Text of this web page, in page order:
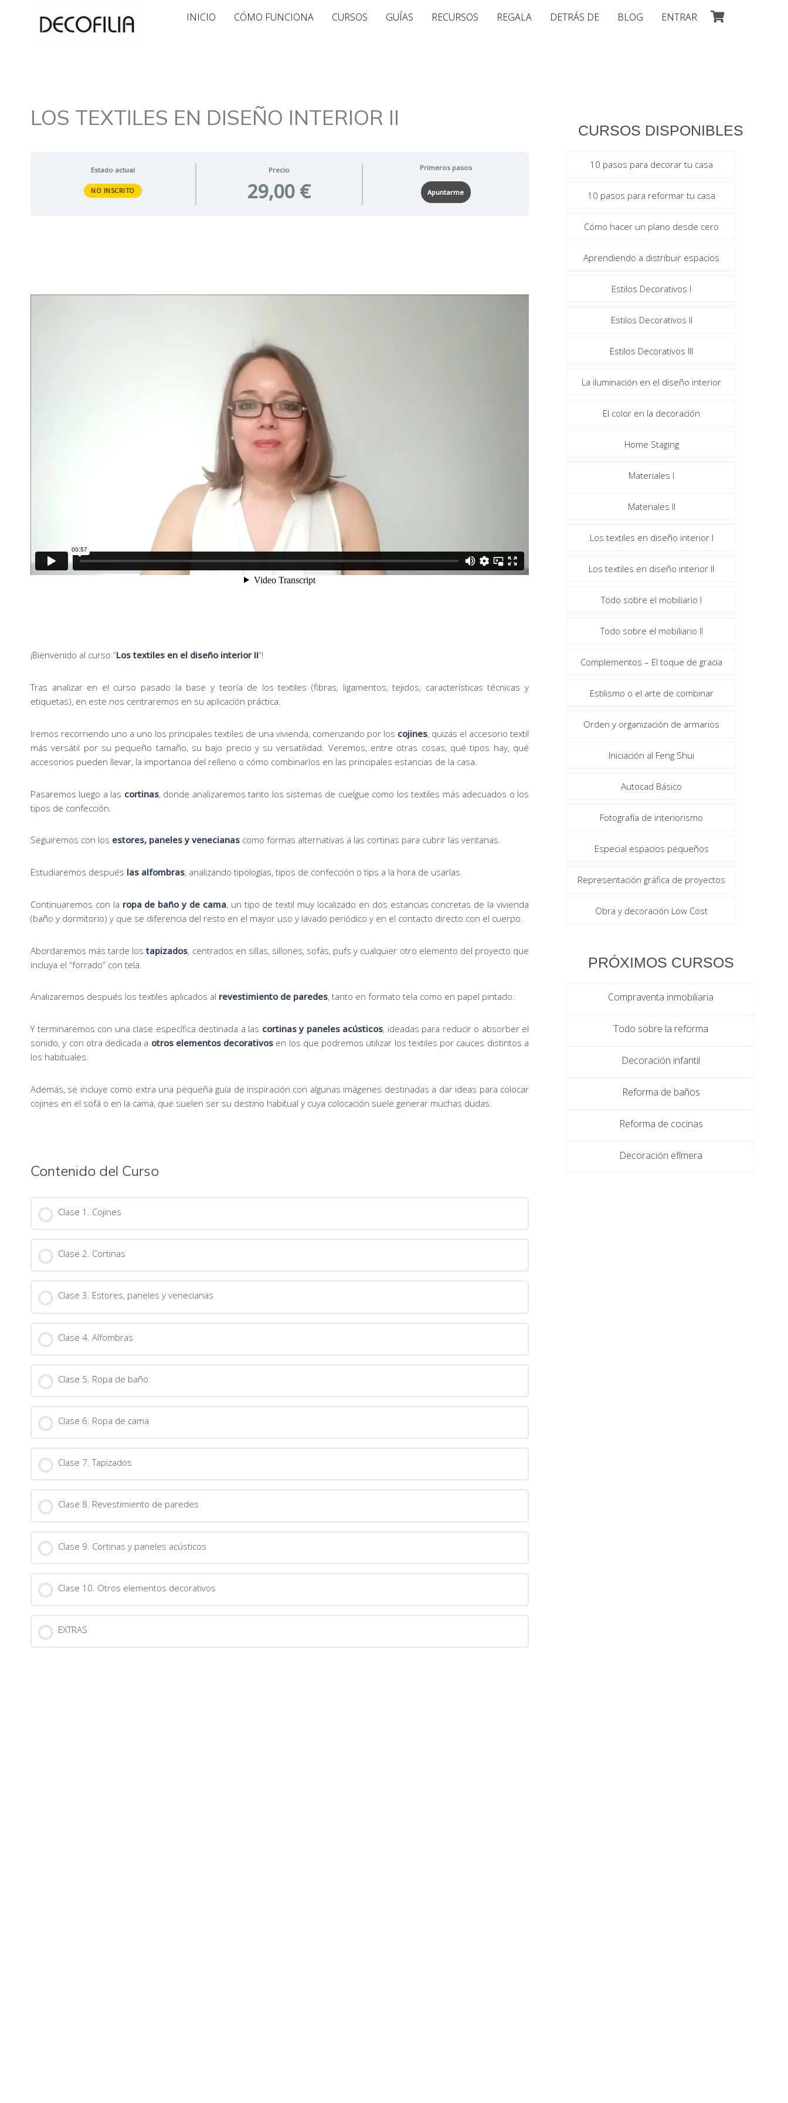
INICIO CÓMO FUNCIONA CURSOS GUÍAS RECURSOS REGALA DETRÁS DE BLOG ENTRAR
LOS TEXTILES EN DISEÑO INTERIOR II
Estado actual
NO INSCRITO
Precio
29,00 €
Primeros pasos
Apuntarme
¡Bienvenido al curso “Los textiles en el diseño interior II“!
Tras analizar en el curso pasado la base y teoría de los textiles (fibras, ligamentos, tejidos, características técnicas y
etiquetas), en este nos centraremos en su aplicación práctica.
Iremos recorriendo uno a uno los principales textiles de una vivienda, comenzando por los cojines, quizás el accesorio textil
más versátil por su pequeño tamaño, su bajo precio y su versatilidad. Veremos, entre otras cosas, qué tipos hay, qué
accesorios pueden llevar, la importancia del relleno o cómo combinarlos en las principales estancias de la casa.
Pasaremos luego a las cortinas, donde analizaremos tanto los sistemas de cuelgue como los textiles más adecuados o los
tipos de confección.
Seguiremos con los estores, paneles y venecianas como formas alternativas a las cortinas para cubrir las ventanas.
Estudiaremos después las alfombras, analizando tipologías, tipos de confección o tips a la hora de usarlas.
Continuaremos con la ropa de baño y de cama, un tipo de textil muy localizado en dos estancias concretas de la vivienda
(baño y dormitorio) y que se diferencia del resto en el mayor uso y lavado periódico y en el contacto directo con el cuerpo.
Abordaremos más tarde lostapizados, centrados en sillas, sillones, sofás, pufs y cualquier otro elemento del proyecto que
incluya el “forrado” con tela.
Analizaremos después los textiles aplicados al revestimiento de paredes, tanto en formato tela como en papel pintado.
Y terminaremos con una clase específica destinada a las cortinas y paneles acústicos, ideadas para reducir o absorber el
sonido, y con otra dedicada a otros elementos decorativos en los que podremos utilizar los textiles por cauces distintos a
los habituales.
Además, se incluye como extra una pequeña guía de inspiración con algunas imágenes destinadas a dar ideas para colocar
cojines en el sofá o en la cama, que suelen ser su destino habitual y cuya colocación suele generar muchas dudas.
Contenido del Curso
Clase 1. Cojines
Clase 2. Cortinas
Clase 3. Estores, paneles y venecianas
Clase 4. Alfombras
Clase 5. Ropa de baño
Clase 6. Ropa de cama
Clase 7. Tapizados
Clase 8. Revestimiento de paredes
Clase 9. Cortinas y paneles acústicos
Clase 10. Otros elementos decorativos
EXTRAS
CURSOS DISPONIBLES
10 pasos para decorar tu casa
10 pasos para reformar tu casa
Cómo hacer un plano desde cero
Aprendiendo a distribuir espacios
Estilos Decorativos I
Estilos Decorativos II
Estilos Decorativos III
La iluminación en el diseño interior
El color en la decoración
Home Staging
Materiales I
Materiales II
Los textiles en diseño interior I
Los textiles en diseño interior II
Todo sobre el mobiliario I
Todo sobre el mobiliario II
Complementos – El toque de gracia
Estilismo o el arte de combinar
Orden y organización de armarios
Iniciación al Feng Shui
Autocad Básico
Fotografía de interiorismo
Especial espacios pequeños
Representación gráfica de proyectos
Obra y decoración Low Cost
PRÓXIMOS CURSOS
Compraventa inmobiliaria
Todo sobre la reforma
Decoración infantil
Reforma de baños
Reforma de cocinas
Decoración efímera